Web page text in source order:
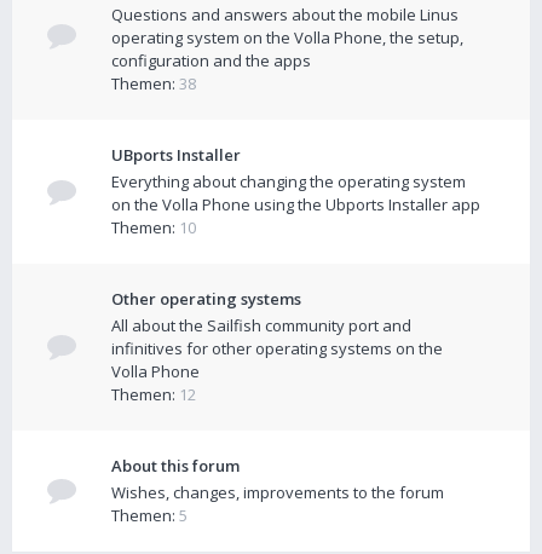
Questions and answers about the mobile Linus
operating system on the Volla Phone, the setup,
configuration and the apps
Themen: 38
UBports Installer
Everything about changing the operating system
on the Volla Phone using the Ubports Installer app
Themen: 10
Other operating systems
All about the Sailfish community port and
infinitives for other operating systems on the
Volla Phone
Themen: 12
About this forum
Wishes, changes, improvements to the forum
Themen: 5